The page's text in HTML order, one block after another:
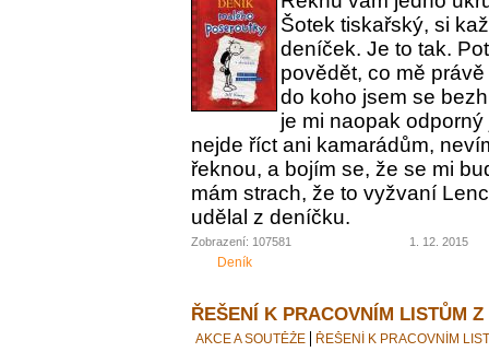
Šotek tiskařský, si
deníček. Je to tak.
povědět, co mě
do koho jsem se
je mi naopak
nejde říct ani kamarádům,
řeknou, a bojím se, že se mi
mám strach, že to vyžvaní
udělal z deníčku.
Zobrazení: 107581 1. 12. 2015
Deník
ŘEŠENÍ K PRACOVNÍM LISTŮM Z
AKCE A SOUTĚŽE ŘEŠENÍ K PRACOVNÍM